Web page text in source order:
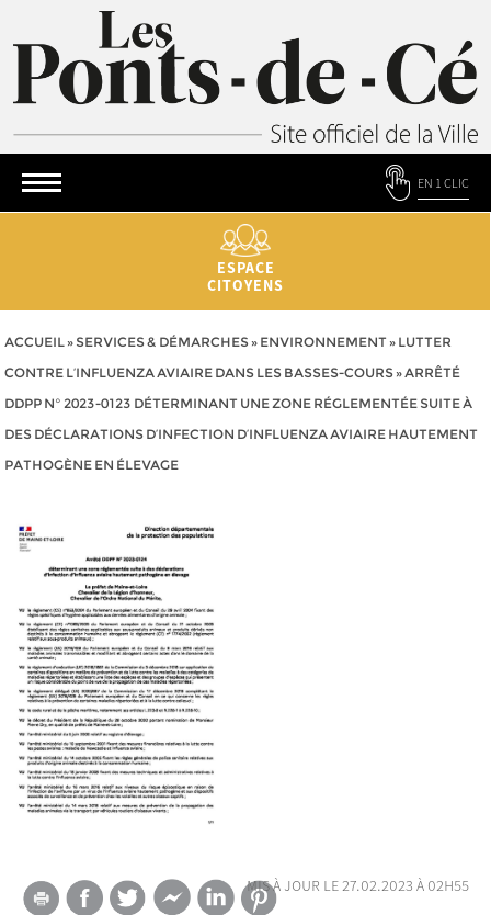
EN 1 CLIC
ESPACE
CITOYENS
ACCUEIL» SERVICES & DÉMARCHES» ENVIRONNEMENT» LUTTER
CONTRE L’INFLUENZA AVIAIRE DANS LES BASSES-COURS»ARRÊTÉ
DDPP N° 2023-0123 DÉTERMINANT UNE ZONE RÉGLEMENTÉE SUITE À
DES DÉCLARATIONS D’INFECTION D’INFLUENZA AVIAIRE HAUTEMENT
PATHOGÈNE EN ÉLEVAGE
mis à jour le 27.02.2023 à 02h55